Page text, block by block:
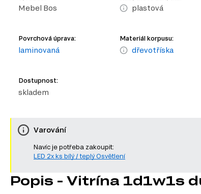
Mebel Bos plastová
Povrchová úprava:
laminovaná
Materiál korpusu:
dřevotříska
Dostupnost:
skladem
Varování
Navíc je potřeba zakoupit:
LED 2x ks bílý / teplý Osvětlení
Popis - Vitrína 1d1w1s